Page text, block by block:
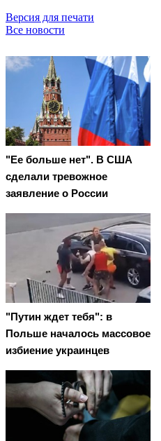
Версия для печати
Все новости
"Ее больше нет". В США
сделали тревожное
заявление о России
"Путин ждет тебя": в
Польше началось массовое
избиение украинцев